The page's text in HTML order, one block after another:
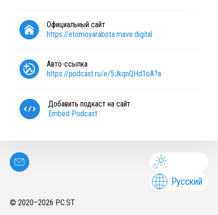
Официальный сайт
https://etomoyarabota.mave.digital
Авто-ссылка
https://podcast.ru/e/5JkqnQHd1oA?a
Добавить подкаст на сайт
Embed Podcast
Русский
© 2020–2026 PC.ST